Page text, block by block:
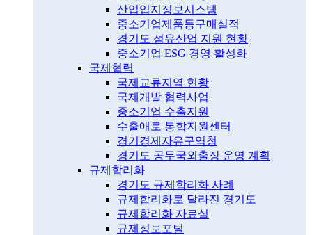
산업입지정보시스템
중소기업제품등구매실적
경기도 섬유산업 지원 현황
중소기업 ESG 경영 활성화
국제협력
국제교류지역 현황
국제개발 협력사업
중소기업 수출지원
수출애로 통합지원센터
경기경제자유구역청
경기도 공무국외출장 운영 계획
규제합리화
경기도 규제합리화 사례
규제합리화로 달라진 경기도
규제합리화 자료실
규제정보포털